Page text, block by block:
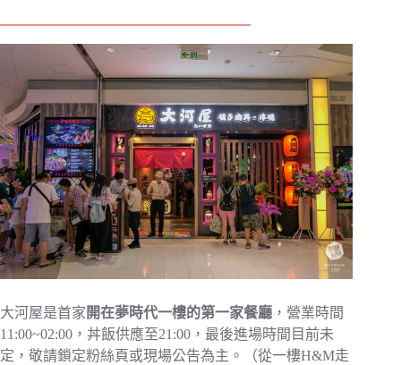
大河屋是首家 開在夢時代一樓的第一家餐廳 ，營業時間
11:00~02:00，丼飯供應至21:00，最後進場時間目前未
定，敬請鎖定粉絲頁或現場公告為主。（從一樓H&M走